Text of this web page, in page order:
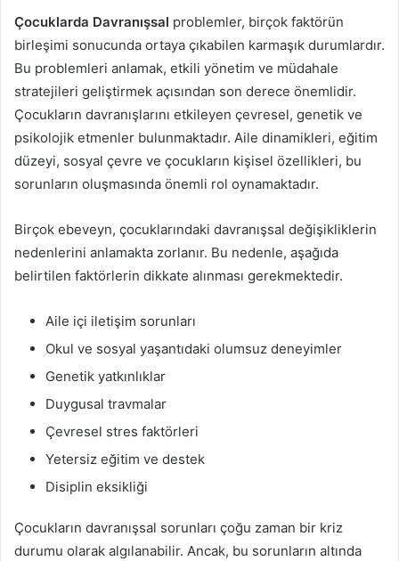
Çocuklarda Davranışsal problemler, birçok faktörün
birleşimi sonucunda ortaya çıkabilen karmaşık durumlardır.
Bu problemleri anlamak, etkili yönetim ve müdahale
stratejileri geliştirmek açısından son derece önemlidir.
Çocukların davranışlarını etkileyen çevresel, genetik ve
psikolojik etmenler bulunmaktadır. Aile dinamikleri, eğitim
düzeyi, sosyal çevre ve çocukların kişisel özellikleri, bu
sorunların oluşmasında önemli rol oynamaktadır.
Birçok ebeveyn, çocuklarındaki davranışsal değişikliklerin
nedenlerini anlamakta zorlanır. Bu nedenle, aşağıda
belirtilen faktörlerin dikkate alınması gerekmektedir.
Aile içi iletişim sorunları
Okul ve sosyal yaşantıdaki olumsuz deneyimler
Genetik yatkınlıklar
Duygusal travmalar
Çevresel stres faktörleri
Yetersiz eğitim ve destek
Disiplin eksikliği
Çocukların davranışsal sorunları çoğu zaman bir kriz
durumu olarak algılanabilir. Ancak, bu sorunların altında